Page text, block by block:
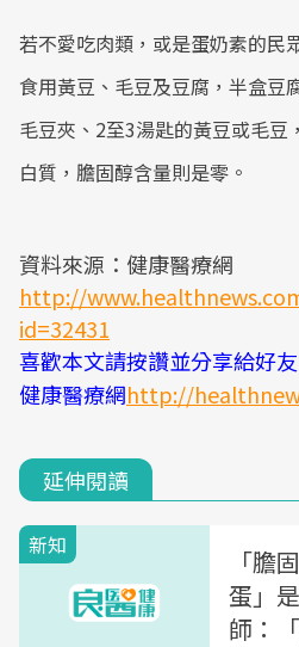
若不愛吃肉類，或是蛋奶素的民
食用黃豆、毛豆及豆腐，半盒豆
毛豆夾、2至3湯匙的黃豆或毛豆
白質，膽固醇含量則是零。
資料來源：健康醫療網
http://
id=32431
喜歡本文請按讚並分享給好友
健康醫療網http://
延伸閱讀
新知
「膽
蛋」
師：